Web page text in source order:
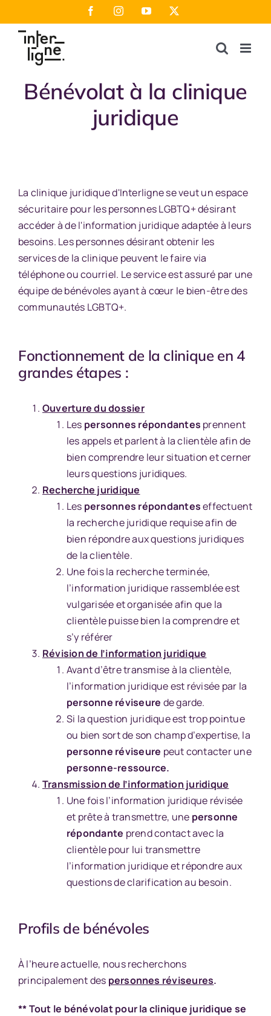
au
contenu
FacebookInstagramYouTube
Bénévolat à la clinique
juridique
La clinique juridique d'Interligne se veut un espace
sécuritaire pour les personnes LGBTQ+ désirant
accéder à de l'information juridique adaptée à leurs
besoins. Les personnes désirant obtenir les
services de la clinique peuvent le faire via
téléphone ou courriel. Le service est assuré par une
équipe de bénévoles ayant à cœur le bien-être des
communautés LGBTQ+.
Fonctionnement de la clinique en 4
grandes étapes :
Ouverture du dossier
Les personnes répondantes prennent
les appels et parlent à la clientèle afin de
bien comprendre leur situation et cerner
leurs questions juridiques.
Recherche juridique
Les personnes répondanteseffectuent
la recherche juridique requise afin de
bien répondre aux questions juridiques
de la clientèle.
Une fois la recherche terminée,
l’information juridique rassemblée est
vulgarisée et organisée afin que la
clientèle puisse bien la comprendre et
s’y référer
Révision de l’information juridique
Avant d’être transmise à la clientèle,
l’information juridique est révisée par la
personne réviseure de garde.
Si la question juridique est trop pointue
ou bien sort de son champ d’expertise, la
personne réviseure peut contacter une
personne-ressource.
Transmission de l’information juridique
Une fois l’information juridique révisée
et prête à transmettre, une personne
répondante prend contact avec la
clientèle pour lui transmettre
l’information juridique et répondre aux
questions de clarification au besoin.
Profils de bénévoles
À l’heure actuelle, nous recherchons
principalement des personnes réviseures.
**Tout le bénévolat pour la clinique juridique se